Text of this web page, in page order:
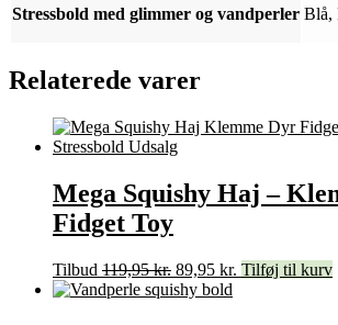
Stressbold med glimmer og vandperler Blå,
Relaterede varer
Mega Squishy Haj –
Fidget Toy
Tilbud 119,95kr. 89,95 kr. Tilføj til kurv